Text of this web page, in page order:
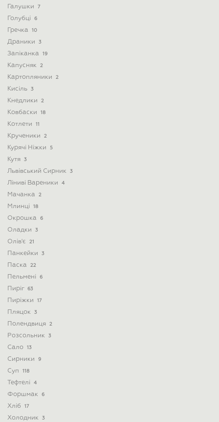
Галушки 7
Голубці 6
Гречка 10
Драники 3
Запіканка 19
Капусняк 2
Картопляники 2
Кисіль 3
Кнедлики 2
Ковбаски 18
Котлети 11
Крученики 2
Курячі Ніжки 5
Кутя 3
Львівський Сирник 3
Ліниві Вареники 4
Мачанка 2
Млинці 18
Окрошка 6
Оладки 3
Олів'є 21
Панкейки 3
Паска 22
Пельмені 6
Пиріг 63
Пиріжки 17
Пляцок 3
Полендвиця 2
Розсольник 3
Сало 13
Сирники 9
Суп 118
Тефтелі 4
Форшмак 6
Хліб 17
Холодник 3